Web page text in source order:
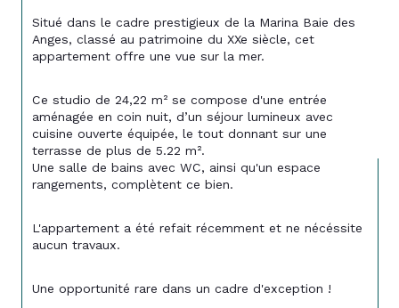
Situé dans le cadre prestigieux de la Marina Baie des
Anges, classé au patrimoine du XXe siècle, cet
appartement offre une vue sur la mer.
Ce studio de 24,22 m² se compose d'une entrée
aménagée en coin nuit, d’un séjour lumineux avec
cuisine ouverte équipée, le tout donnant sur une
terrasse de plus de 5.22 m².
Une salle de bains avec WC, ainsi qu'un espace
rangements, complètent ce bien.
L'appartement a été refait récemment et ne nécéssite
aucun travaux.
Une opportunité rare dans un cadre d'exception !